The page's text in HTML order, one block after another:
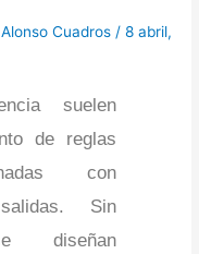
Alonso Cuadros /8 abril,
suelen
de reglas
con
Sin
diseñan